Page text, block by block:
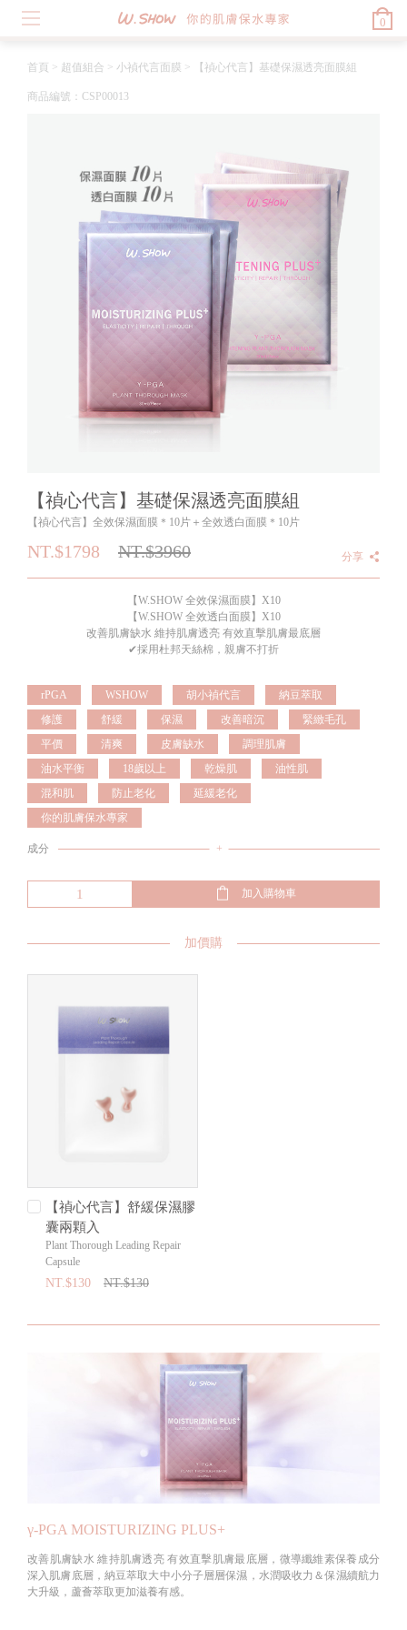
0
首頁 > 超值組合 > 小禎代言面膜 > 【禎心代言】基礎保濕透亮面膜組
商品編號：CSP00013
【禎心代言】基礎保濕透亮面膜組
【禎心代言】全效保濕面膜＊10片＋全效透白面膜＊10片
NT.$1798 NT.$3960 分享
【W.SHOW 全效保濕面膜】X10
【W.SHOW 全效透白面膜】X10
改善肌膚缺水 維持肌膚透亮 有效直擊肌膚最底層
✔採用杜邦天絲棉，親膚不打折
rPGA WSHOW 胡小禎代言
納豆萃取
修護
舒緩 保濕 改善暗沉
緊緻毛孔
平價
清爽 皮膚缺水
調理肌膚
油水平衡
18歲以上 乾燥肌
油性肌
混和肌
防止老化
延緩老化
你的肌膚保水專家
成分 +
加入購物車
加價購
【禎心代言】舒緩保濕膠
囊兩顆入
Plant Thorough Leading Repair
Capsule
NT.$130 NT.$130
γ-PGA MOISTURIZING PLUS+
改善肌膚缺水 維持肌膚透亮 有效直擊肌膚最底層，微導纖維素保養成分
深入肌膚底層，納豆萃取大中小分子層層保濕，水潤吸收力＆保濕續航力
大升級，蘆薈萃取更加滋養有感。